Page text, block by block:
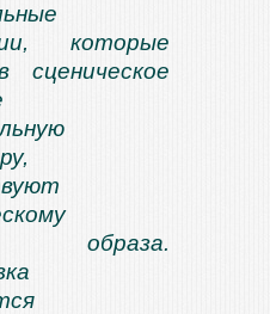
которые
сценическое
образа.